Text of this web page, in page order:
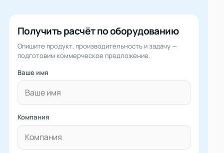
Получить расчёт по оборудованию
Опишите продукт, производительность и задачу —
подготовим коммерческое предложение.
Ваше имя
Компания